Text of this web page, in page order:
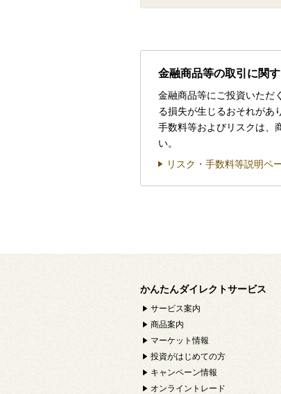
金融商品等の取引に関
金融商品等にご投資いただ
る損失が生じるおそれがあ
手数料等およびリスクは、
い。
リスク・手数料等説明ペ
かんたんダイレクトサービス
サービス案内
商品案内
マーケット情報
投資がはじめての方
キャンペーン情報
オンライントレード